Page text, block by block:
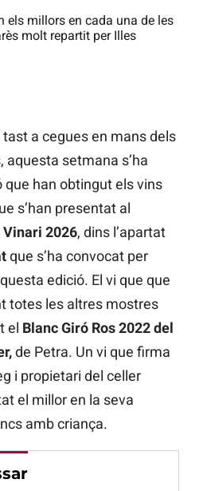
els millors en cada una de les
molt repartit per Illes
tast a cegues en mans dels
setmana s’ha
han obtingut els vins
s’han presentat al
2026, dins l’apartat
que s’ha convocat per
edició. El vi que que
totes les altres mostres
el Blanc Giró Ros 2022 del
de Petra. Un vi que firma
i propietari del celler
el millor en la seva
amb criança.